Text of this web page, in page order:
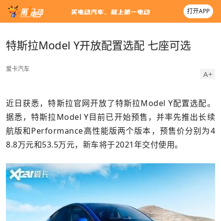
打开APP
特斯拉Model Y开放配置选配 七座可选
爱卡汽车
A+
近日获悉，特斯拉官网开放了特斯拉Model Y配置选配。
据悉，特斯拉Model Y目前已开始预售，并率先推出长续
航版和Performance高性能版两个版本，预售价分别为4
8.8万元和53.5万元，新车将于2021年交付使用。